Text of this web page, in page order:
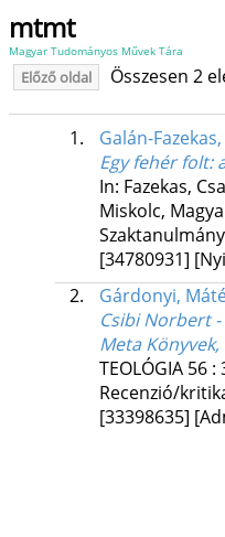
mtmt
Magyar Tudományos Művek Tára
Előző oldal Összesen 2
1.
Galán-
Egy fehér folt:
In: Fazekas,
Miskolc,
[34780931]
2.
Gárdonyi,
Csibi Norbert
Meta Könyvek,
TEOLÓGIA 56:
Recenzió/
[33398635]